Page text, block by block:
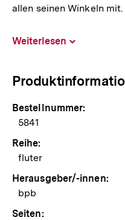
allen seinen Winkeln mit.
Weiterlesen
Bestellnummer:
5841
Reihe:
fluter
Herausgeber/-innen:
bpb
Seiten: